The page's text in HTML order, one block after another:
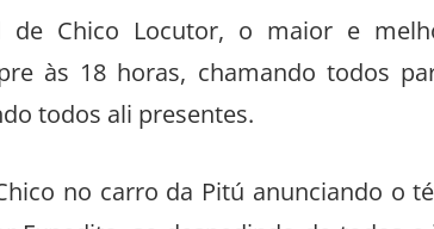
de Chico Locutor, o maior e
às 18 horas, chamando todos
todos ali presentes.
no carro da Pitú anunciando o